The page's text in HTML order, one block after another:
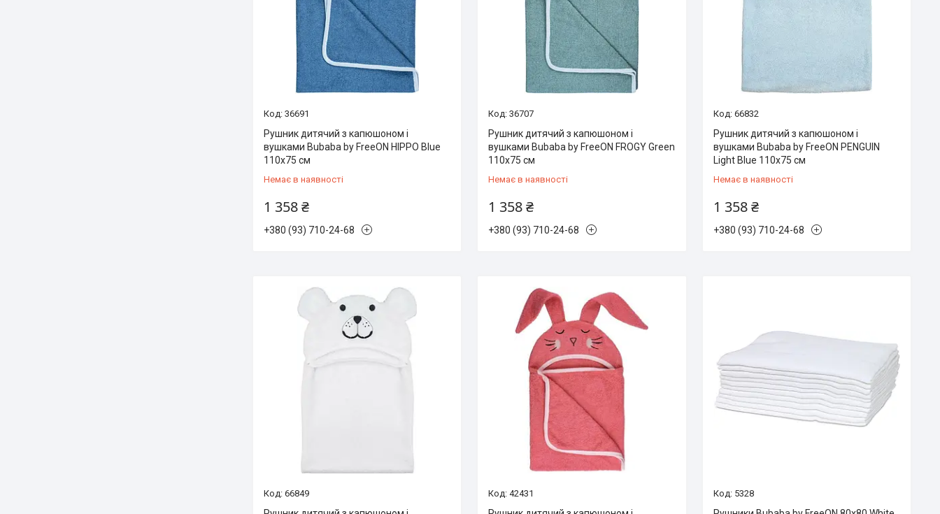
36691
Рушник дитячий з капюшоном і
вушками Bubaba by FreeON HIPPO Blue
110х75 см
Немає в наявності
1 358 ₴
+380 (93) 710-24-68
36707
Рушник дитячий з капюшоном і
вушками Bubaba by FreeON FROGY Green
110х75 см
Немає в наявності
1 358 ₴
+380 (93) 710-24-68
66832
Рушник дитячий з капюшоном і
вушками Bubaba by FreeON PENGUIN
Light Blue 110х75 см
Немає в наявності
1 358 ₴
+380 (93) 710-24-68
66849 42431 5328